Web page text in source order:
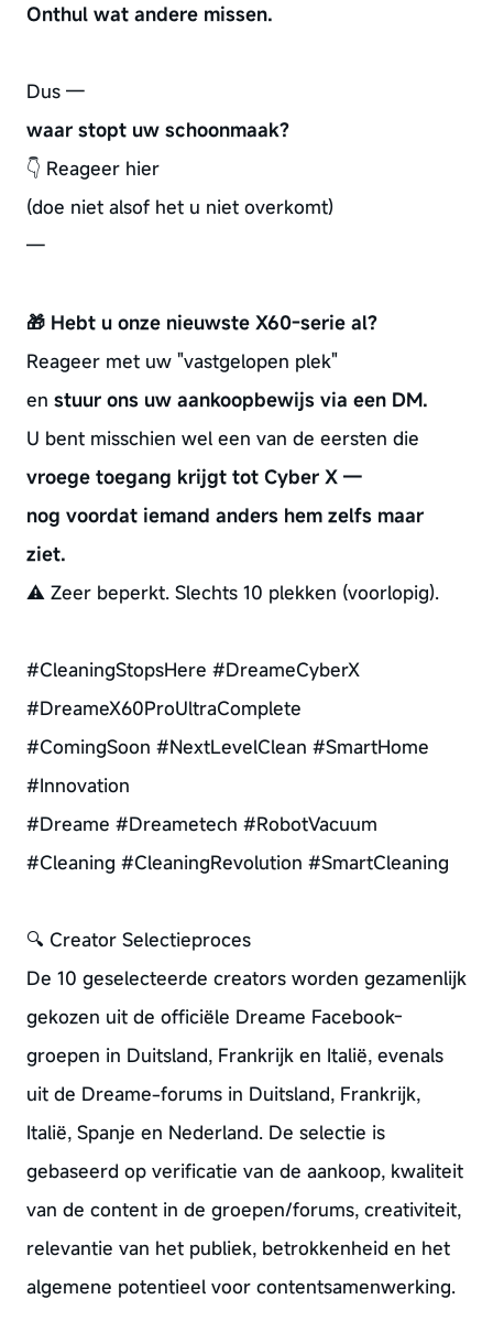
Onthul wat andere missen.
Dus —
waar stopt uw schoonmaak?
👇 Reageer hier
(doe niet alsof het u niet overkomt)
—
🎁 Hebt u onze nieuwste X60-serie al?
Reageer met uw "vastgelopen plek"
en stuur ons uw aankoopbewijs via een DM.
U bent misschien wel een van de eersten die
vroege toegang krijgt tot Cyber X —
nog voordat iemand anders hem zelfs maar
ziet.
⚠️ Zeer beperkt. Slechts 10 plekken (voorlopig).
#CleaningStopsHere #DreameCyberX
#DreameX60ProUltraComplete
#ComingSoon #NextLevelClean #SmartHome
#Innovation
#Dreame #Dreametech #RobotVacuum
#Cleaning #CleaningRevolution #SmartCleaning
🔍 Creator Selectieproces
De 10 geselecteerde creators worden gezamenlijk
gekozen uit de officiële Dreame Facebook-
groepen in Duitsland, Frankrijk en Italië, evenals
uit de Dreame-forums in Duitsland, Frankrijk,
Italië, Spanje en Nederland. De selectie is
gebaseerd op verificatie van de aankoop, kwaliteit
van de content in de groepen/forums, creativiteit,
relevantie van het publiek, betrokkenheid en het
algemene potentieel voor content­samenwerking.